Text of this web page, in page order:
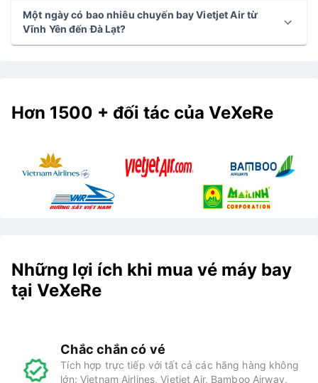
Một ngày có bao nhiêu chuyến bay Vietjet Air từ
Vĩnh Yên đến Đà Lạt?
Hơn 1500 + đối tác của VeXeRe
Những lợi ích khi mua vé máy bay
tại VeXeRe
Chắc chắn có vé
Tích hợp trực tiếp với tất cả các hãng hàng không
lớn: Vietnam Airlines, Vietjet Air, Bamboo Airway,